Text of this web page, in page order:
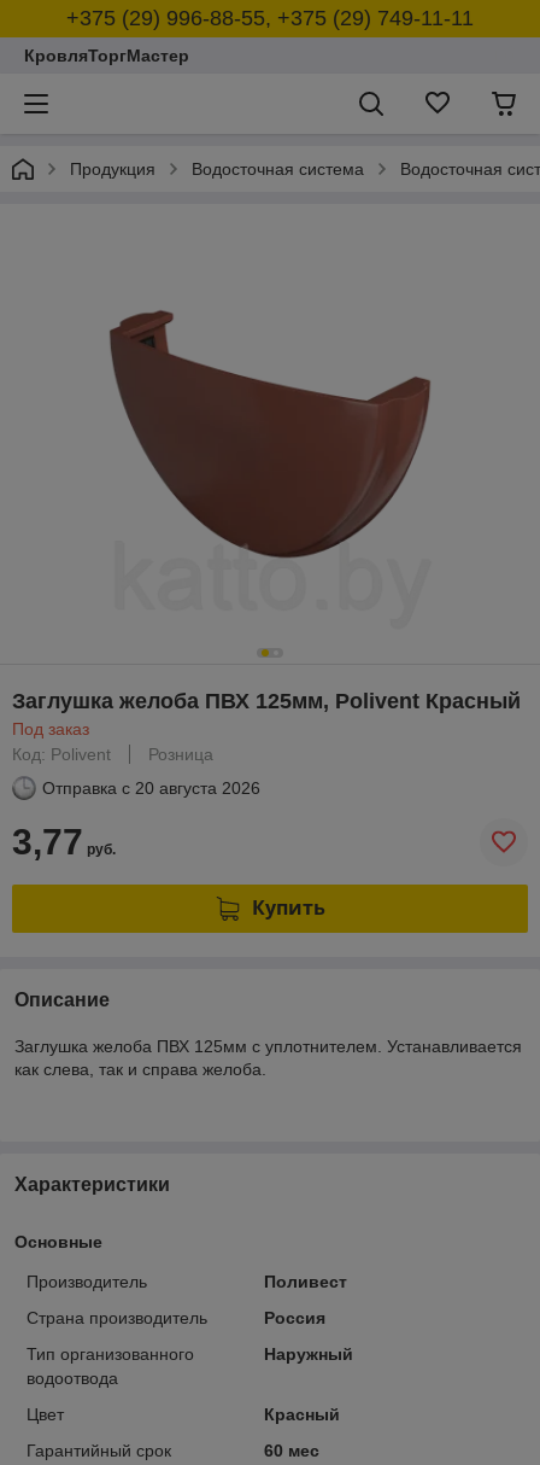
+375 (29) 996-88-55, +375 (29) 749-11-11
КровляТоргМастер
Продукция Водосточная система Водосточная
Заглушка желоба ПВХ 125мм, Polivent Красный
Под заказ
Код: Polivent
Розница
Отправка с 20 августа 2026
3,77 руб.
Купить
Описание
Заглушка желоба ПВХ 125мм с уплотнителем. Устанавливается
как слева, так и справа желоба.
Характеристики
Основные
Производитель
Поливест
Страна производитель
Россия
Тип организованного
водоотвода
Наружный
Цвет
Красный
Гарантийный срок
60 мес